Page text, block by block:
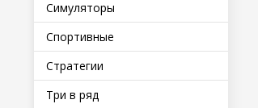
Симуляторы
Спортивные
Стратегии
Три в ряд